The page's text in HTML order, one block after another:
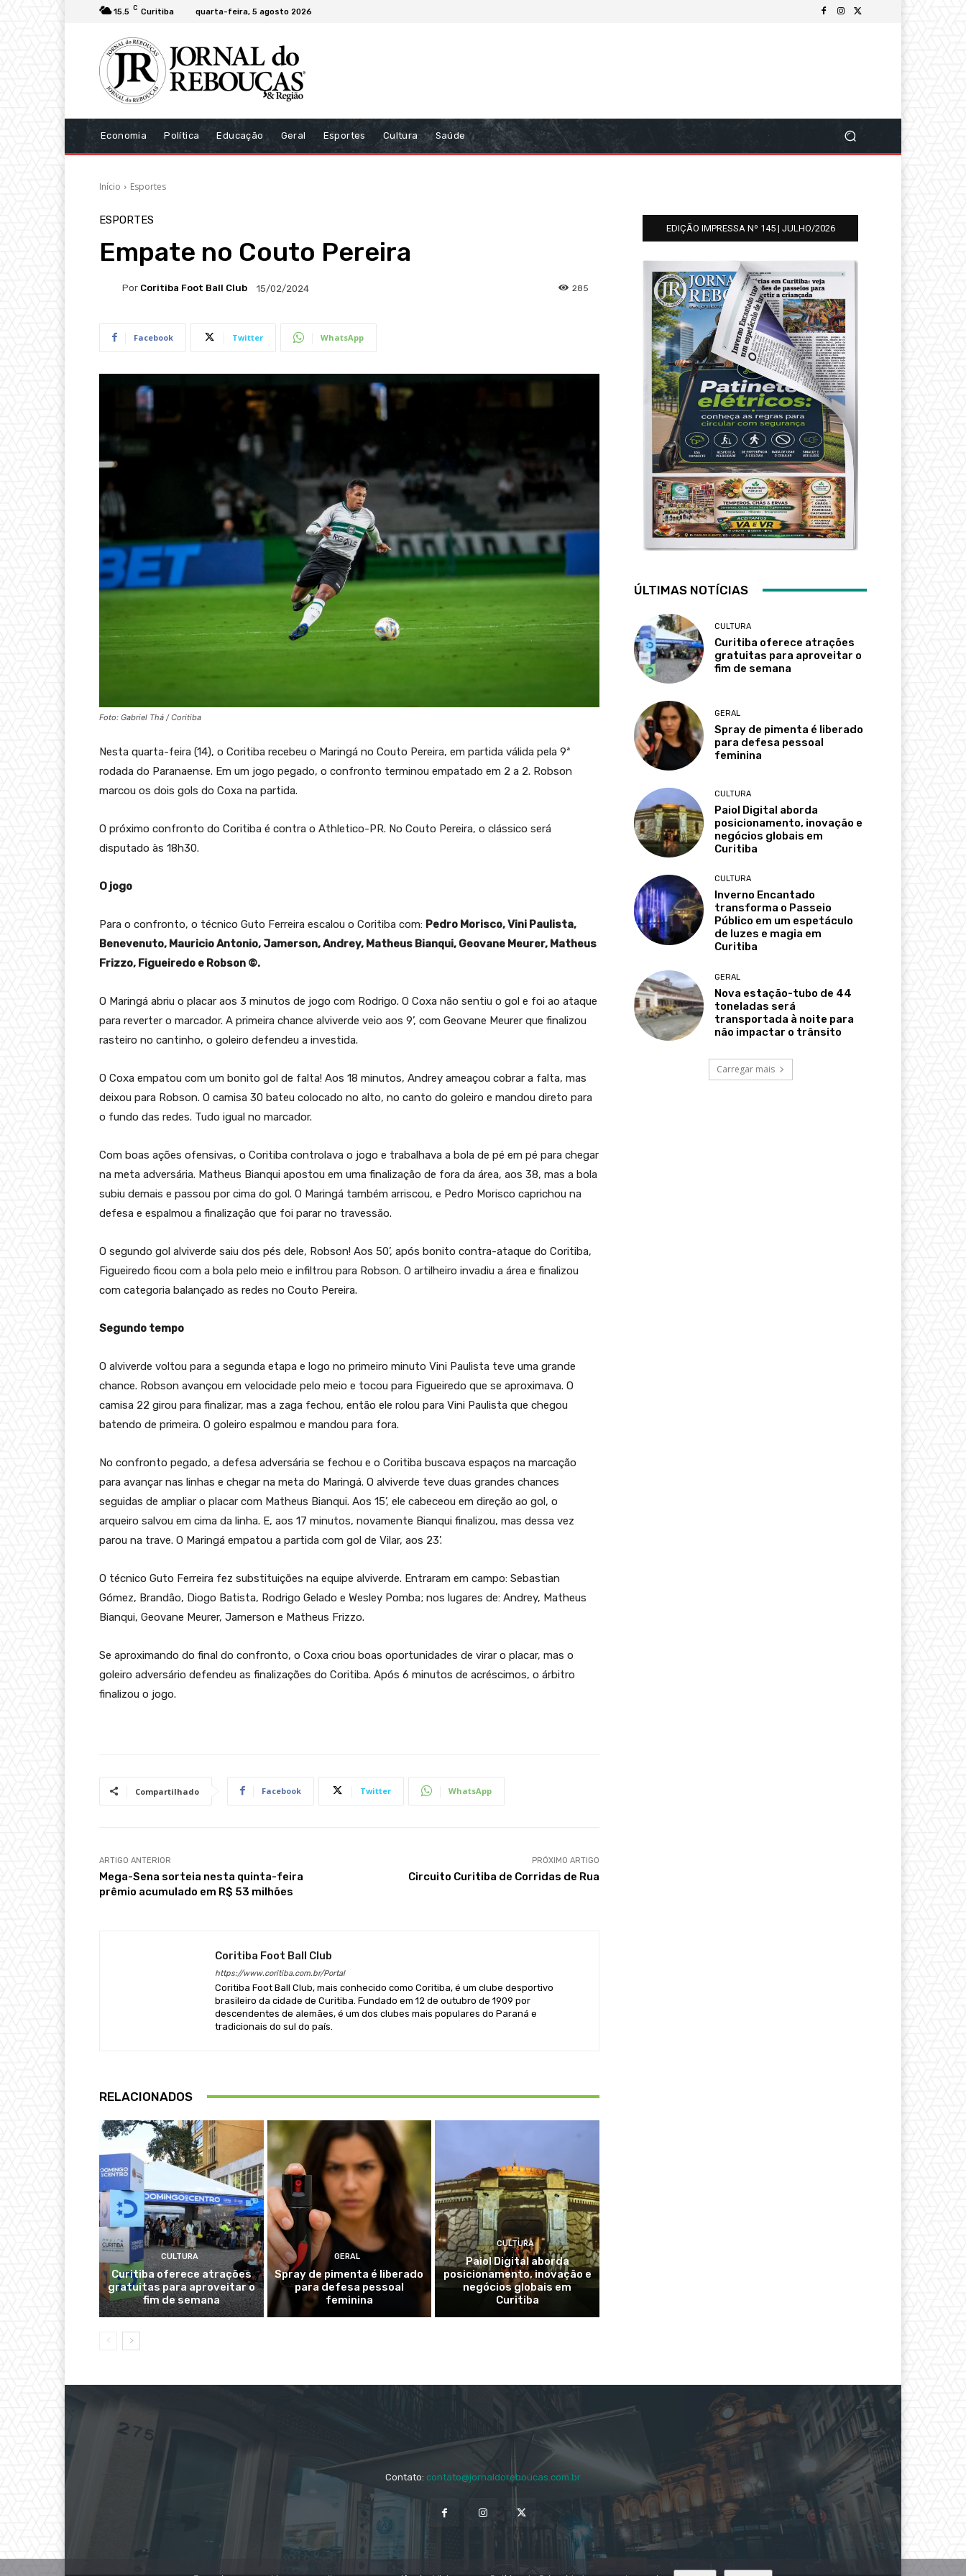
15.5 C Curitiba quarta-feira, 5 agosto 2026
Economia Política Educação Geral Esportes Cultura Saúde
Início Esportes
ESPORTES
Empate no Couto Pereira
Por Coritiba Foot Ball Club 15/02/2024 285
Facebook Twitter WhatsApp
Foto: Gabriel Thá / Coritiba
Nesta quarta-feira (14), o Coritiba recebeu o Maringá no Couto Pereira, em partida válida pela 9ª
rodada do Paranaense. Em um jogo pegado, o confronto terminou empatado em 2 a 2. Robson
marcou os dois gols do Coxa na partida.
O próximo confronto do Coritiba é contra o Athletico-PR. No Couto Pereira, o clássico será
disputado às 18h30.
O jogo
Para o confronto, o técnico Guto Ferreira escalou o Coritiba com: Pedro Morisco, Vini Paulista,
Benevenuto, Mauricio Antonio, Jamerson, Andrey, Matheus Bianqui, Geovane Meurer, Matheus
Frizzo, Figueiredo e Robson ©.
O Maringá abriu o placar aos 3 minutos de jogo com Rodrigo. O Coxa não sentiu o gol e foi ao ataque
para reverter o marcador. A primeira chance alviverde veio aos 9’, com Geovane Meurer que finalizou
rasteiro no cantinho, o goleiro defendeu a investida.
O Coxa empatou com um bonito gol de falta! Aos 18 minutos, Andrey ameaçou cobrar a falta, mas
deixou para Robson. O camisa 30 bateu colocado no alto, no canto do goleiro e mandou direto para
o fundo das redes. Tudo igual no marcador.
Com boas ações ofensivas, o Coritiba controlava o jogo e trabalhava a bola de pé em pé para chegar
na meta adversária. Matheus Bianqui apostou em uma finalização de fora da área, aos 38, mas a bola
subiu demais e passou por cima do gol. O Maringá também arriscou, e Pedro Morisco caprichou na
defesa e espalmou a finalização que foi parar no travessão.
O segundo gol alviverde saiu dos pés dele, Robson! Aos 50’, após bonito contra-ataque do Coritiba,
Figueiredo ficou com a bola pelo meio e infiltrou para Robson. O artilheiro invadiu a área e finalizou
com categoria balançado as redes no Couto Pereira.
Segundo tempo
O alviverde voltou para a segunda etapa e logo no primeiro minuto Vini Paulista teve uma grande
chance. Robson avançou em velocidade pelo meio e tocou para Figueiredo que se aproximava. O
camisa 22 girou para finalizar, mas a zaga fechou, então ele rolou para Vini Paulista que chegou
batendo de primeira. O goleiro espalmou e mandou para fora.
No confronto pegado, a defesa adversária se fechou e o Coritiba buscava espaços na marcação
para avançar nas linhas e chegar na meta do Maringá. O alviverde teve duas grandes chances
seguidas de ampliar o placar com Matheus Bianqui. Aos 15’, ele cabeceou em direção ao gol, o
arqueiro salvou em cima da linha. E, aos 17 minutos, novamente Bianqui finalizou, mas dessa vez
parou na trave. O Maringá empatou a partida com gol de Vilar, aos 23’.
O técnico Guto Ferreira fez substituições na equipe alviverde. Entraram em campo: Sebastian
Gómez, Brandão, Diogo Batista, Rodrigo Gelado e Wesley Pomba; nos lugares de: Andrey, Matheus
Bianqui, Geovane Meurer, Jamerson e Matheus Frizzo.
Se aproximando do final do confronto, o Coxa criou boas oportunidades de virar o placar, mas o
goleiro adversário defendeu as finalizações do Coritiba. Após 6 minutos de acréscimos, o árbitro
finalizou o jogo.
Compartilhado Facebook Twitter WhatsApp
ARTIGO ANTERIOR
Mega-Sena sorteia nesta quinta-feira
prêmio acumulado em R$ 53 milhões
PRÓXIMO ARTIGO
Circuito Curitiba de Corridas de Rua
Coritiba Foot Ball Club
https://www.coritiba.com.br/Portal
Coritiba Foot Ball Club, mais conhecido como Coritiba, é um clube desportivo
brasileiro da cidade de Curitiba. Fundado em 12 de outubro de 1909 por
descendentes de alemães, é um dos clubes mais populares do Paraná e
tradicionais do sul do país.
RELACIONADOS
CULTURA
Curitiba oferece atrações
gratuitas para aproveitar o
fim de semana
GERAL
Spray de pimenta é liberado
para defesa pessoal
feminina
CULTURA
Paiol Digital aborda
posicionamento, inovação e
negócios globais em
Curitiba
EDIÇÃO IMPRESSA Nº 145 | JULHO/2026
ÚLTIMAS NOTÍCIAS
CULTURA
Curitiba oferece atrações
gratuitas para aproveitar o
fim de semana
GERAL
Spray de pimenta é liberado
para defesa pessoal
feminina
CULTURA
Paiol Digital aborda
posicionamento, inovação e
negócios globais em
Curitiba
CULTURA
Inverno Encantado
transforma o Passeio
Público em um espetáculo
de luzes e magia em
Curitiba
GERAL
Nova estação-tubo de 44
toneladas será
transportada à noite para
não impactar o trânsito
Carregar mais
Contato: contato@jornaldoreboucas.com.br